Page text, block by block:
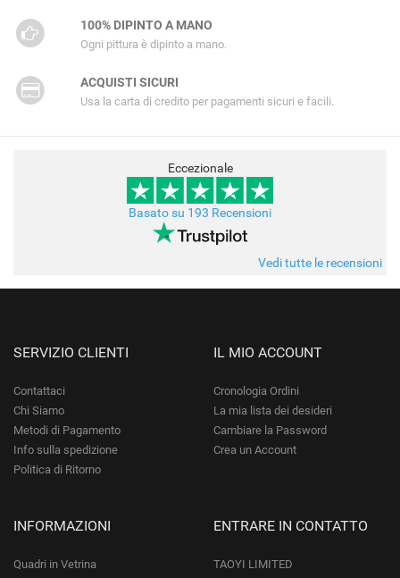
100% DIPINTO A MANO
Ogni pittura è dipinto a mano.
ACQUISTI SICURI
Usa la carta di credito per pagamenti sicuri e facili.
Eccezionale
Basato su 193 Recensioni
Vedi tutte le recensioni
SERVIZIO CLIENTI
Contattaci
Chi Siamo
Metodi di Pagamento
Info sulla spedizione
Politica di Ritorno
IL MIO ACCOUNT
Cronologia Ordini
La mia lista dei desideri
Cambiare la Password
Crea un Account
INFORMAZIONI
Quadri in Vetrina
ENTRARE IN CONTATTO
TAOYI LIMITED